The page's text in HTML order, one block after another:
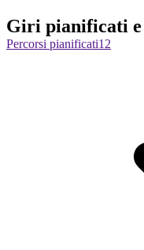
Giri pianificati
Percorsi pianificati12